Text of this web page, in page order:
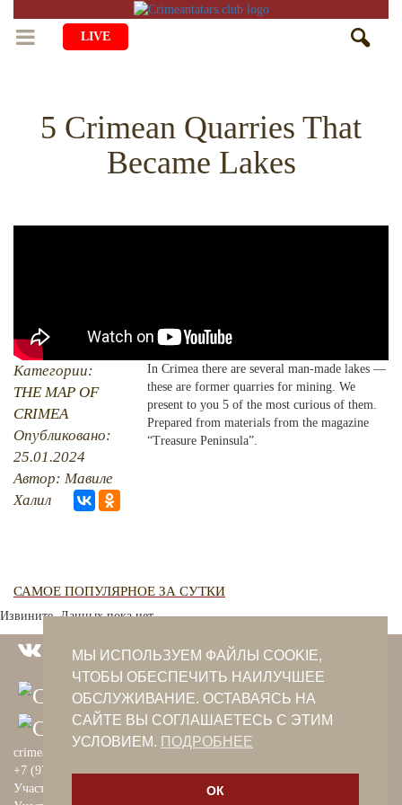
LIVE
LIFE
CHILDREN
CULTURE
JUST A FACT
PHOTO ARCHAIVE
THE DATE
STUDIING ISLAM
BLOGGING
RU EN CRH
5 Crimean Quarries That
Became Lakes
Категории:
THE MAP OF
CRIMEA
Опубликовано:
25.01.2024
Автор: Мавиле
Халил
In Crimea there are several man-made lakes —
these are former quarries for mining. We
present to you 5 of the most curious of them.
Prepared from materials from the magazine
“Treasure Peninsula”.
САМОЕ ПОПУЛЯРНОЕ ЗА СУТКИ
Извините. Данных пока нет.
crimeantatars@qaradeniz.com
+7 (978) 208-56-55
Участие в проекте Khalide Fashion
МЫ ИСПОЛЬЗУЕМ ФАЙЛЫ COOKIE,
ЧТОБЫ ОБЕСПЕЧИТЬ НАИЛУЧШЕЕ
ОБСЛУЖИВАНИЕ. ОСТАВАЯСЬ НА
САЙТЕ ВЫ СОГЛАШАЕТЕСЬ С ЭТИМ
УСЛОВИЕМ. ПОДРОБНЕЕ
ОК